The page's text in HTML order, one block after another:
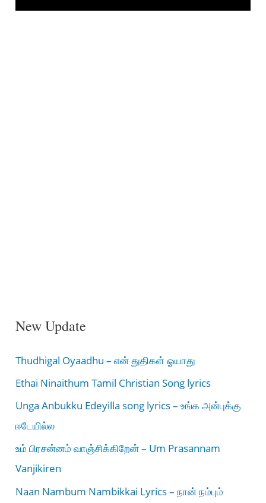
New Update
Thudhigal Oyaadhu – என் துதிகள் ஓயாது
Ethai Ninaithum Tamil Christian Song lyrics
Unga Anbukku Edeyilla song lyrics – உங்க அன்புக்கு
ஈடேயில்ல
உம் பிரசன்னம் வாஞ்சிக்கிறேன் – Um Prasannam
Vanjikiren
Naan Nambum Nambikkai Lyrics – நான் நம்பும்